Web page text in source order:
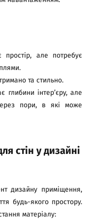
простір, але потребує
та стильно.
інтер’єру, але
пори, в які може
стін у дизайні
дизайну приміщення,
будь-якого простору.
матеріалу: